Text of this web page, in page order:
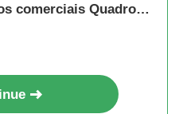
comerciais Quadro